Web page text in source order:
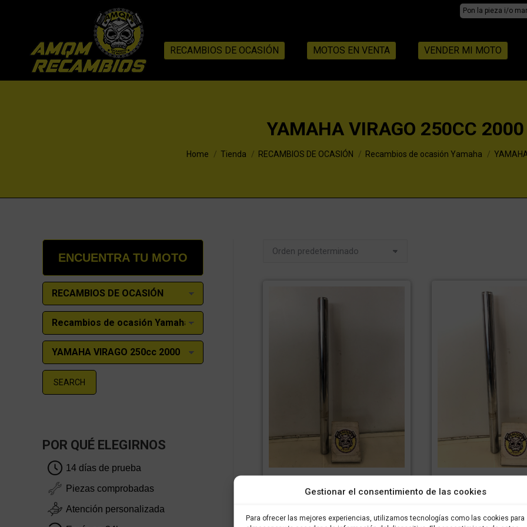
Gestionar el consentimiento de las cookies
Para ofrecer las mejores experiencias, utilizamos tecnologías como las cookies para
Search:
RECAMBIOS DE OCASIÓN MOTOS EN VENTA VENDER MI MOTO
YAMAHA VIRAGO 250CC 2000
You are here:
Home Tienda RECAMBIOS DE OCASIÓN Recambios de ocasión Yamaha
VIRAGO 250cc 2000
incluido
Barra de horquilla
VIRAGO 250cc
incluido
ENCUENTRA TU MOTO
SEARCH
POR QUÉ ELEGIRNOS
14 días de prueba
Piezas comprobadas
Atención personalizada